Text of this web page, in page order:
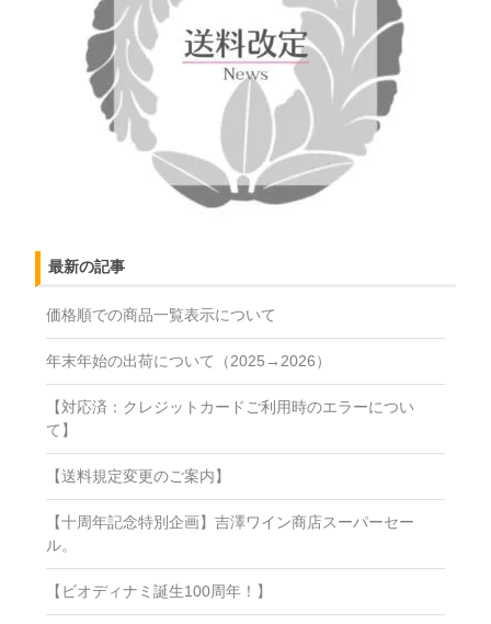
最新の記事
価格順での商品一覧表示について
年末年始の出荷について（2025→2026）
【対応済：クレジットカードご利用時のエラーについ
て】
【送料規定変更のご案内】
【十周年記念特別企画】吉澤ワイン商店スーパーセー
ル。
【ビオディナミ誕生100周年！】